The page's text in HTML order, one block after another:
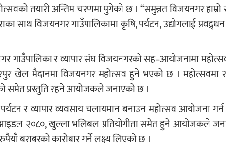
तयारी अन्तिम चरणमा पुगेको छ । “समुन्नत विजयनगर हाम्रो
साथ विजयनगर गाउँपालिकामा कृषि, पर्यटन, उद्योगलाई प्रवद्र्धन
र व्यापार संघ विजयनगरको सह–आयोजनामा
खेल मैदानमा विजयनगर महोत्सव हुने भएको छ । महोत्सवमा
समेत प्रस्तुति रहने आयोजकले जनाएको छ ।
र व्यापार व्यवसाय चलायमान बनाउन महोत्सव आयोजना
२०८०, खुल्ला भलिबल प्रतियोगीता समेत हुने आयोजकले
बराबरको कारोबार गर्ने लक्ष्य लिएको छ ।